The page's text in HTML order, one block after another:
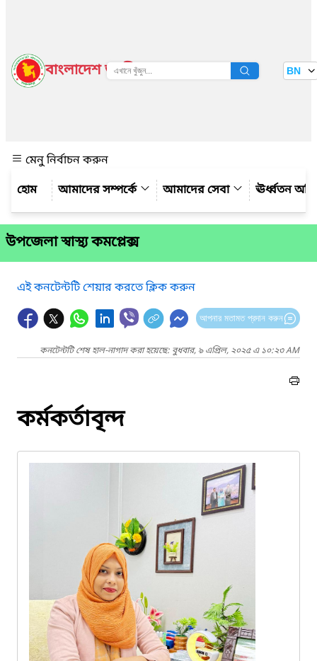
বাংলাদেশ জাতীয় তথ্য বাতায়ন BN
মেনু নির্বাচন করুন
আমাদের সম্পর্কে
আমাদের সেবা ঊর্ধ্বতন
উপজেলা স্বাস্থ্য কমপ্লেক্স
এই কনটেন্টটি শেয়ার করতে ক্লিক করুন
আপনার মতামত প্রদান করুন
কনটেন্টটি শেষ হাল-নাগাদ করা হয়েছে: বুধবার, ৯ এপ্রিল, ২০২৫ এ ১০:২৩ AM
কর্মকর্তাবৃন্দ